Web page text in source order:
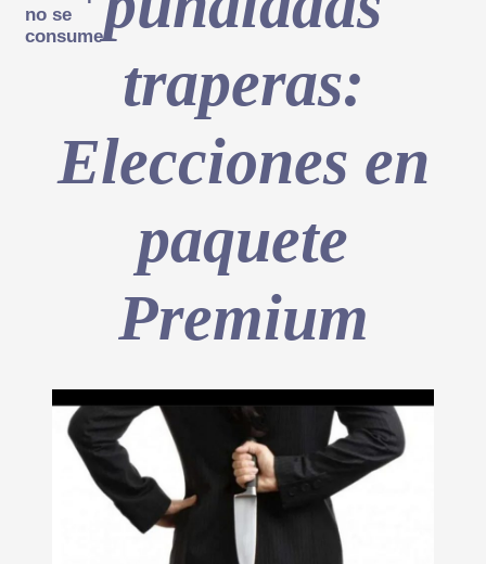
no se
consume
traperas:
Elecciones en
paquete
Premium